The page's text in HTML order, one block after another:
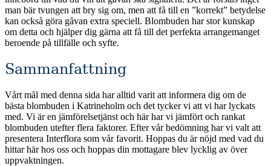
man bär tvungen att bry sig om, men att få till en ”korrekt” betydelse
kan också göra gåvan extra speciell. Blombuden har stor kunskap
om detta och hjälper dig gärna att få till det perfekta arrangemanget
beroende på tillfälle och syfte.
Sammanfattning
Vårt mål med denna sida har alltid varit att informera dig om de
bästa blombuden i Katrineholm och det tycker vi att vi har lyckats
med. Vi är en jämförelsetjänst och här har vi jämfört och rankat
blombuden utefter flera faktorer. Efter vår bedömning har vi valt att
presentera Interflora som vår favorit. Hoppas du är nöjd med vad du
hittar här hos oss och hoppas din mottagare blev lycklig av över
uppvaktningen.